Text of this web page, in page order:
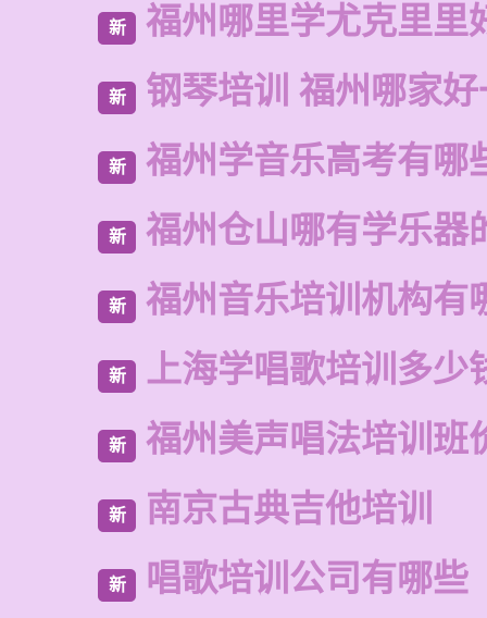
新 福州哪里学尤克里里
新 钢琴培训 福州哪家
新 福州学音乐高考有哪
新 福州仓山哪有学乐器
新 福州音乐培训机构有
新 上海学唱歌培训多少
新 福州美声唱法培训班
新 南京古典吉他培训
新 唱歌培训公司有哪些